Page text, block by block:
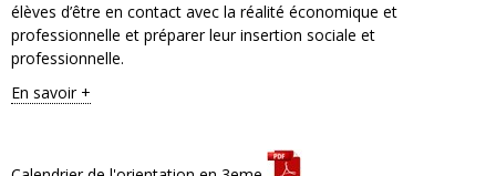
élèves d’être en contact avec la réalité économique et
professionnelle et préparer leur insertion sociale et
professionnelle.
En savoir +